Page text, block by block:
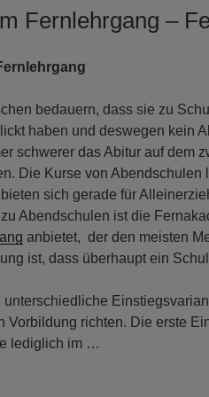
Fernlehrgang –
bedauern, dass sie zu
haben und deswegen kein
schwerer das Abitur auf dem
Die Kurse von Abendschulen
sich gerade für
Abendschulen ist die
anbietet, der den meisten
ist, dass überhaupt ein
unterschiedliche
Vorbildung richten. Die erste
lediglich im …